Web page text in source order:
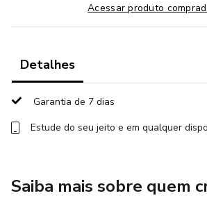
Acessar produto
Detalhes
Garantia de 7 dias
Estude do seu jeito e em qualquer
Saiba mais sobre quem